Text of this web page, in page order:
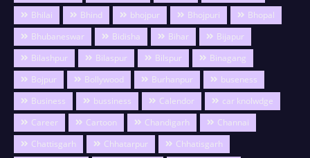
Bhilai
Bhind bhojpur Bhojpuri
Bhopal
Bhubaneswar
Bidisha Bihar
Bijapur
Bilashpur
Bilaspur Bilspur
Binagang
Bojpur
Bollywood Burhanpur
buseness
Business
bussiness Calendor
car knolwdge
Career
Cartoon Chandigarh
Channai
Chattisgarh
Chhatarpur
Chhatisgarh